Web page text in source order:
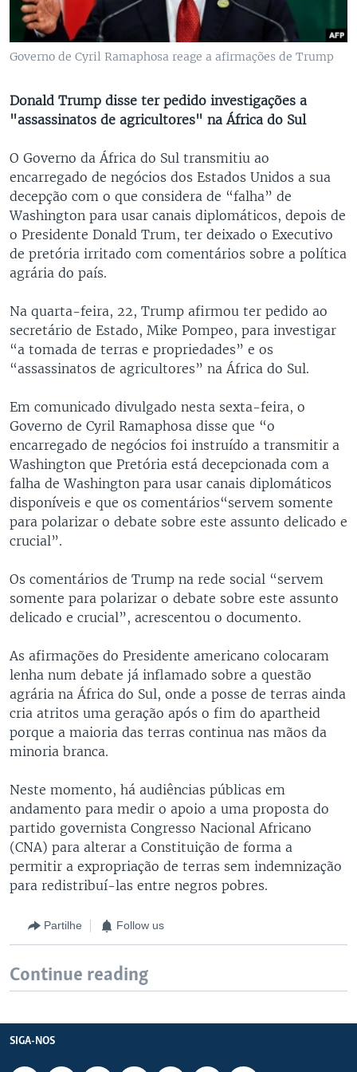
Governo de Cyril Ramaphosa reage a afirmações de Trump
Donald Trump disse ter pedido investigações a
"assassinatos de agricultores" na África do Sul
O Governo da África do Sul transmitiu ao
encarregado de negócios dos Estados Unidos a sua
decepção com o que considera de “falha” de
Washington para usar canais diplomáticos, depois de
o Presidente Donald Trum, ter deixado o Executivo
de pretória irritado com comentários sobre a política
agrária do país.
Na quarta-feira, 22, Trump afirmou ter pedido ao
secretário de Estado, Mike Pompeo, para investigar
“a tomada de terras e propriedades” e os
“assassinatos de agricultores” na África do Sul.
Em comunicado divulgado nesta sexta-feira, o
Governo de Cyril Ramaphosa disse que “o
encarregado de negócios foi instruído a transmitir a
Washington que Pretória está decepcionada com a
falha de Washington para usar canais diplomáticos
disponíveis e que os comentários“servem somente
para polarizar o debate sobre este assunto delicado e
crucial”.
Os comentários de Trump na rede social “servem
somente para polarizar o debate sobre este assunto
delicado e crucial”, acrescentou o documento.
As afirmações do Presidente americano colocaram
lenha num debate já inflamado sobre a questão
agrária na África do Sul, onde a posse de terras ainda
cria atritos uma geração após o fim do apartheid
porque a maioria das terras continua nas mãos da
minoria branca.
Neste momento, há audiências públicas em
andamento para medir o apoio a uma proposta do
partido governista Congresso Nacional Africano
(CNA) para alterar a Constituição de forma a
permitir a expropriação de terras sem indemnização
para redistribuí-las entre negros pobres.
Partilhe Follow us
Continue reading
SIGA-NOS